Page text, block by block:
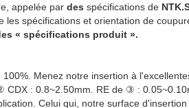
appelée par des spécifications de
les spécifications et orientation de
« spécifications produit ».
Menez notre insertion à
: 0.8~2.50mm. RE de ③ :
Celui qui, notre surface